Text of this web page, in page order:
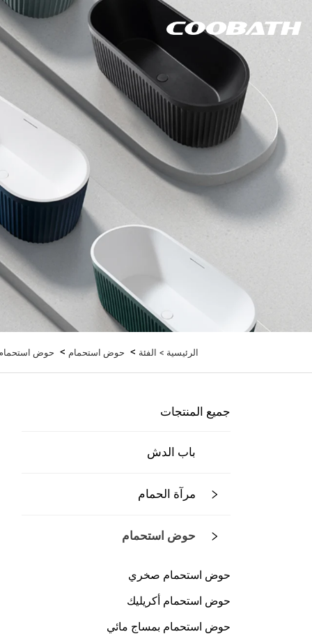
الرئيسية > الفئة > حوض استحمام > حوض استحمام
جميع المنتجات
باب الدش
مرآة الحمام
حوض استحمام
حوض استحمام صخري
حوض استحمام أكريليك
حوض استحمام بمساج مائي